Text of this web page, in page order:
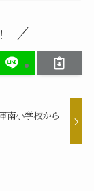
南小学校から